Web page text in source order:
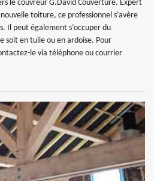
le couvreur G.David Couverture. Expert
toiture, ce professionnel s’avère
Il peut également s’occuper du
soit en tuile ou en ardoise. Pour
le via téléphone ou courrier